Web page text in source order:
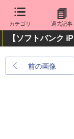
カテゴリ 過去記事
【ソフトバンク
前の画像